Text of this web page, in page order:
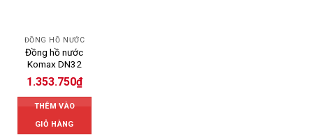
ĐỒNG HỒ NƯỚC
Đồng hồ nước
Komax DN32
1.353.750₫
THÊM VÀO
GIỎ HÀNG